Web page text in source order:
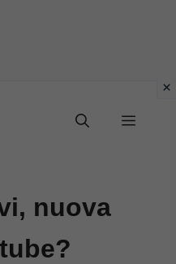
Menu
nuova